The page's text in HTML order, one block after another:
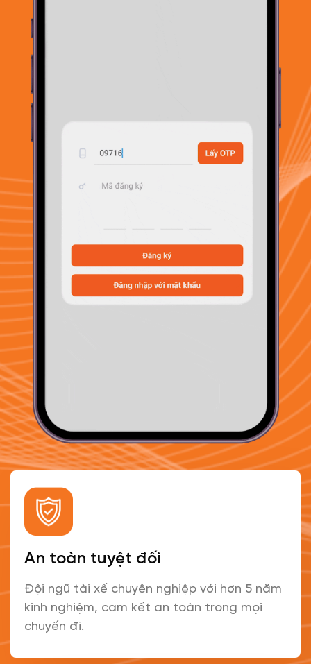
An toàn tuyệt đối
Đội ngũ tài xế chuyên nghiệp với hơn 5 năm
kinh nghiệm, cam kết an toàn trong mọi
chuyến đi.